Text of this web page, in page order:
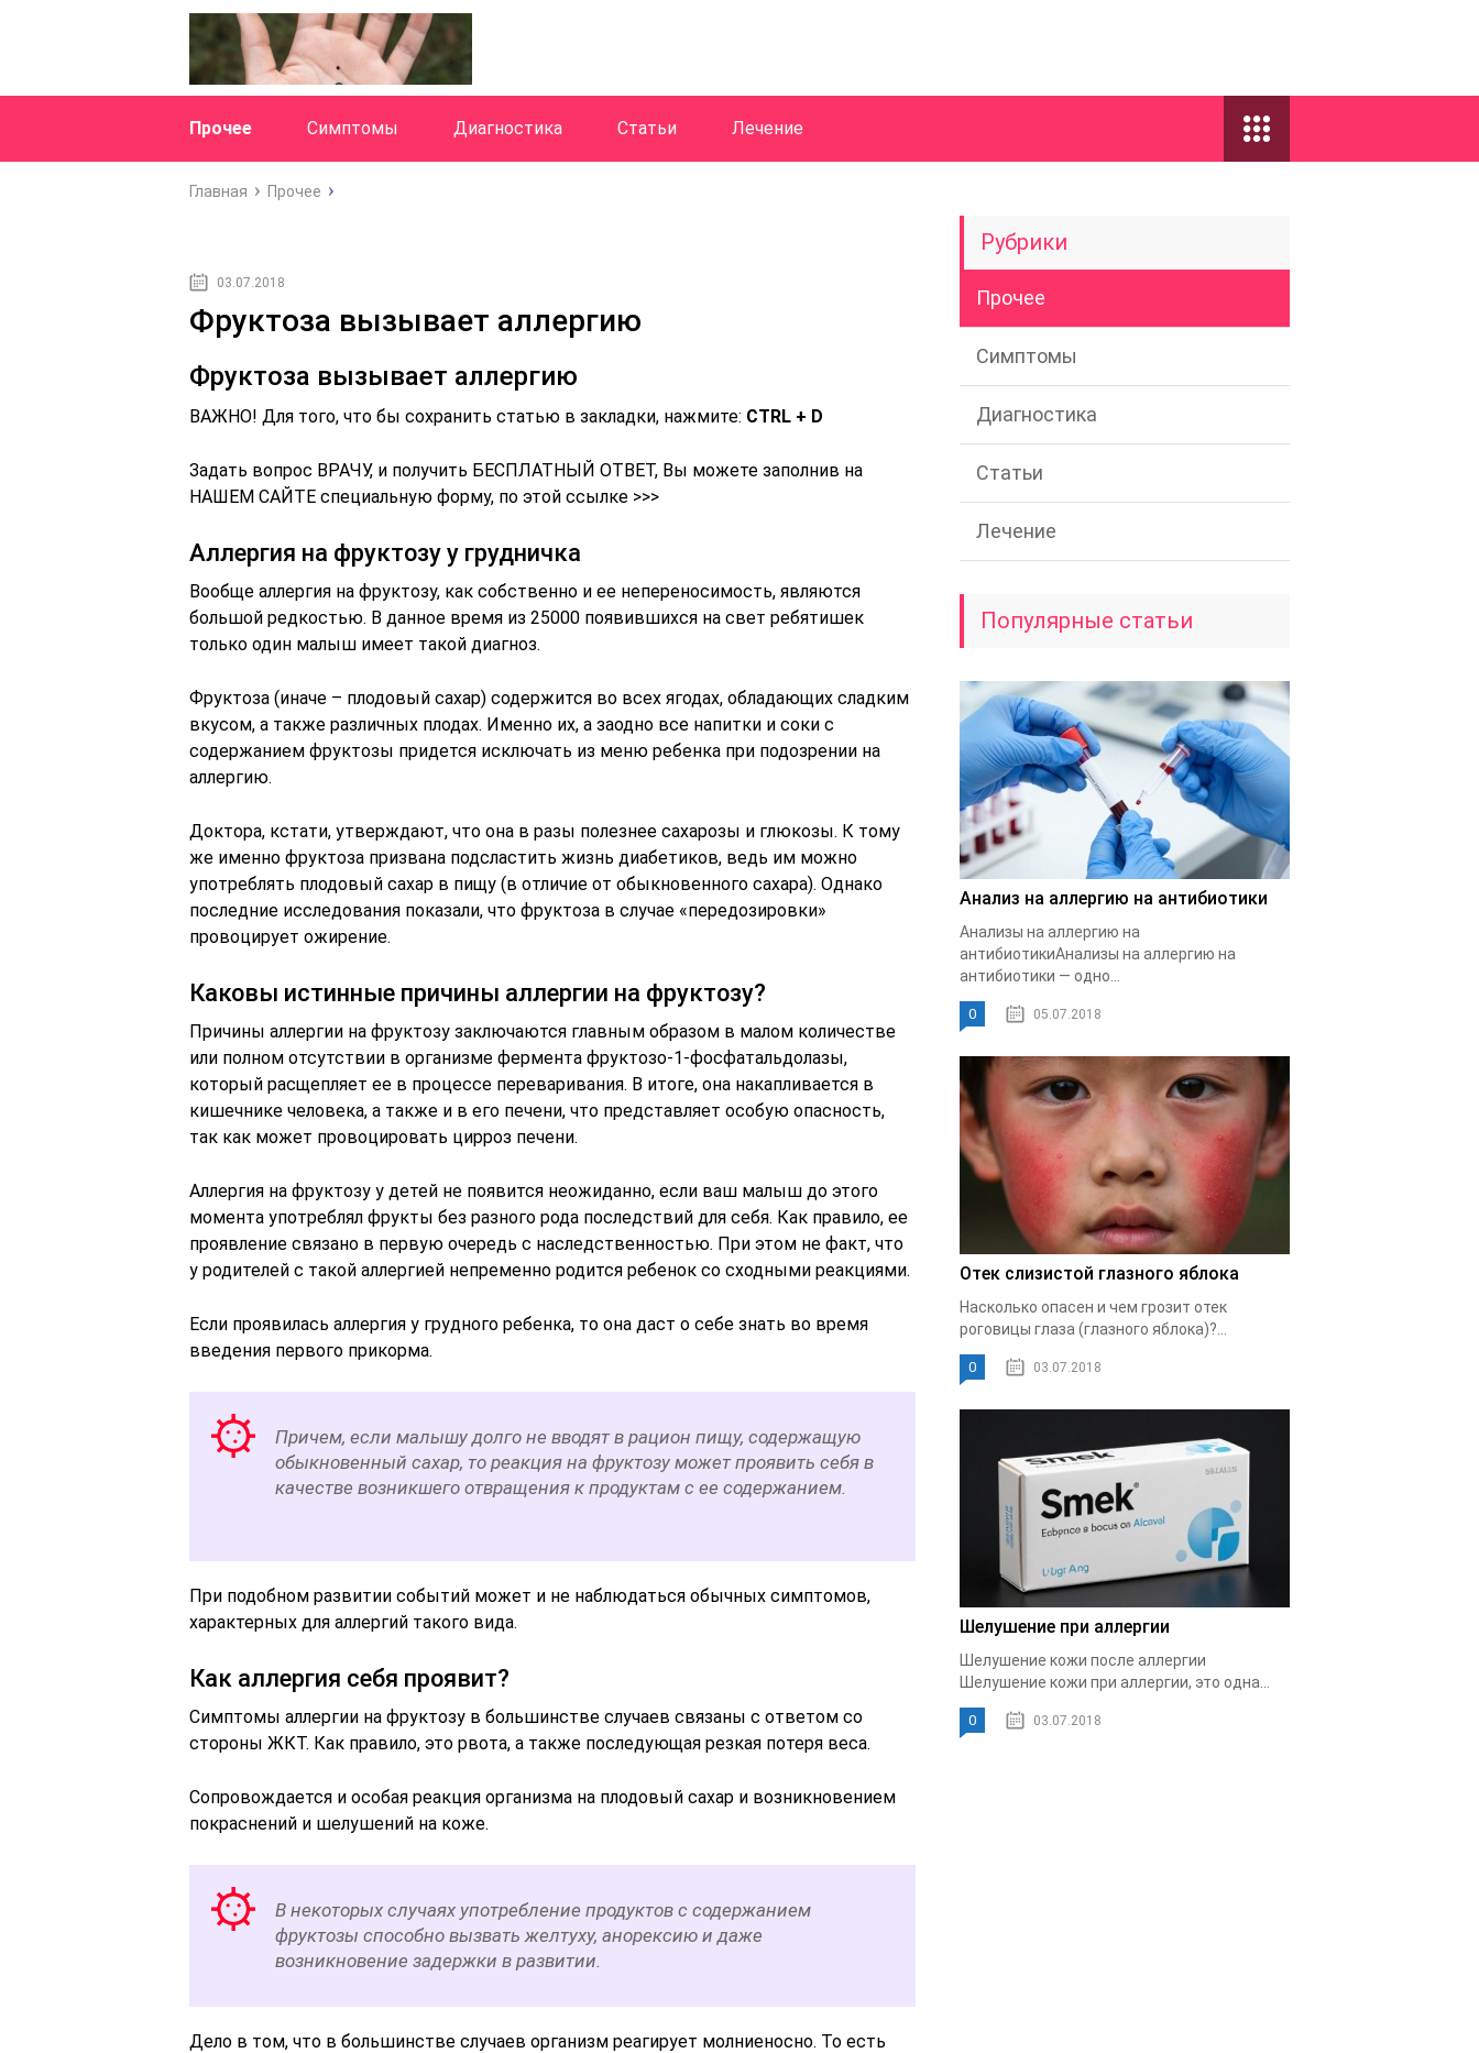
Прочее Симптомы Диагностика Статьи Лечение
Главная Прочее
03.07.2018
Фруктоза вызывает аллергию
Фруктоза вызывает аллергию
ВАЖНО! Для того, что бы сохранить статью в закладки, нажмите: CTRL + D
Задать вопрос ВРАЧУ, и получить БЕСПЛАТНЫЙ ОТВЕТ, Вы можете заполнив на
НАШЕМ САЙТЕ специальную форму, по этой ссылке >>>
Аллергия на фруктозу у грудничка
Вообще аллергия на фруктозу, как собственно и ее непереносимость, являются
большой редкостью. В данное время из 25000 появившихся на свет ребятишек
только один малыш имеет такой диагноз.
Фруктоза (иначе – плодовый сахар) содержится во всех ягодах, обладающих сладким
вкусом, а также различных плодах. Именно их, а заодно все напитки и соки с
содержанием фруктозы придется исключать из меню ребенка при подозрении на
аллергию.
Доктора, кстати, утверждают, что она в разы полезнее сахарозы и глюкозы. К тому
же именно фруктоза призвана подсластить жизнь диабетиков, ведь им можно
употреблять плодовый сахар в пищу (в отличие от обыкновенного сахара). Однако
последние исследования показали, что фруктоза в случае «передозировки»
провоцирует ожирение.
Каковы истинные причины аллергии на фруктозу?
Причины аллергии на фруктозу заключаются главным образом в малом количестве
или полном отсутствии в организме фермента фруктозо-1-фосфатальдолазы,
который расщепляет ее в процессе переваривания. В итоге, она накапливается в
кишечнике человека, а также и в его печени, что представляет особую опасность,
так как может провоцировать цирроз печени.
Аллергия на фруктозу у детей не появится неожиданно, если ваш малыш до этого
момента употреблял фрукты без разного рода последствий для себя. Как правило, ее
проявление связано в первую очередь с наследственностью. При этом не факт, что
у родителей с такой аллергией непременно родится ребенок со сходными реакциями.
Если проявилась аллергия у грудного ребенка, то она даст о себе знать во время
введения первого прикорма.
Причем, если малышу долго не вводят в рацион пищу, содержащую
обыкновенный сахар, то реакция на фруктозу может проявить себя в
качестве возникшего отвращения к продуктам с ее содержанием.
При подобном развитии событий может и не наблюдаться обычных симптомов,
характерных для аллергий такого вида.
Как аллергия себя проявит?
Симптомы аллергии на фруктозу в большинстве случаев связаны с ответом со
стороны ЖКТ. Как правило, это рвота, а также последующая резкая потеря веса.
Сопровождается и особая реакция организма на плодовый сахар и возникновением
покраснений и шелушений на коже.
В некоторых случаях употребление продуктов с содержанием
фруктозы способно вызвать желтуху, анорексию и даже
возникновение задержки в развитии.
Дело в том, что в большинстве случаев организм реагирует молниеносно. То есть
Рубрики
Прочее
Симптомы
Диагностика
Статьи
Лечение
Популярные статьи
Анализ на аллергию на антибиотики
Анализы на аллергию на
антибиотикиАнализы на аллергию на
антибиотики — одно...
0 05.07.2018
Отек слизистой глазного яблока
Насколько опасен и чем грозит отек
роговицы глаза (глазного яблока)?...
0 03.07.2018
Шелушение при аллергии
Шелушение кожи после аллергии
Шелушение кожи при аллергии, это одна...
0 03.07.2018